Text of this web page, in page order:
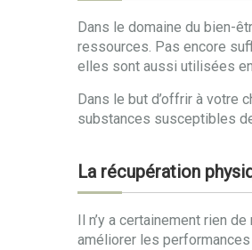
Dans le domaine du bien-
ressources. Pas encore
elles sont aussi utilisées
Dans le but d’offrir à votre
substances susceptibles
La récupération
Il n’y a certainement rien
améliorer les performances